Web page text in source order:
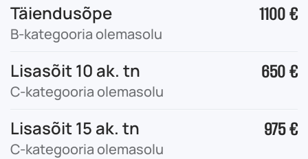
Täiendusõpe
B-kategooria olemasolu
1100 €
Lisasõit 10 ak. tn
C-kategooria olemasolu
650 €
Lisasõit 15 ak. tn
C-kategooria olemasolu
975 €